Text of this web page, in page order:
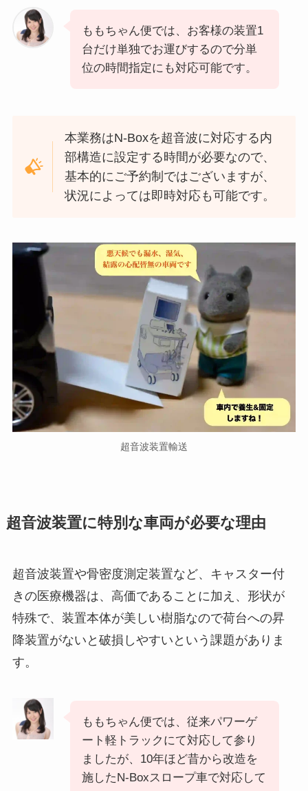
ももちゃん便では、お客様の装置1
台だけ単独でお運びするので分単
位の時間指定にも対応可能です。
本業務はN-Boxを超音波に対応する内
部構造に設定する時間が必要なので、
基本的にご予約制ではございますが、
状況によっては即時対応も可能です。
超音波装置輸送
超音波装置に特別な車両が必要な理由
超音波装置や骨密度測定装置など、キャスター付
きの医療機器は、高価であることに加え、形状が
特殊で、装置本体が美しい樹脂なので荷台への昇
降装置がないと破損しやすいという課題がありま
す。
ももちゃん便では、従来パワーゲ
ート軽トラックにて対応して参り
ましたが、10年ほど昔から改造を
施したN-Boxスロープ車で対応して